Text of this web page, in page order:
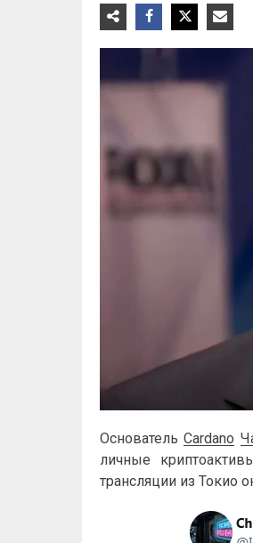
ОсновательCardano
личные
трансляции из Токио